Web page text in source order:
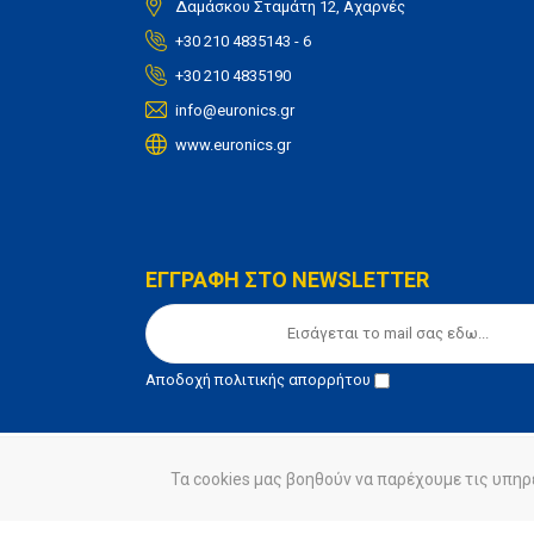
Δαμάσκου Σταμάτη 12, Αχαρνές
+30 210 4835143 - 6
+30 210 4835190
info@euronics.gr
www.euronics.gr
ΕΓΓΡΑΦΗ ΣΤΟ NEWSLETTER
Αποδοχήπολιτικής απορρήτου
© euronics 2020 Όροι Χρήσης Πολιτική
Τα cookies μας βοηθούν να παρέχουμε τις